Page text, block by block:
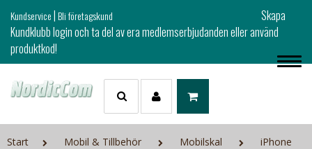
Kundservice|Bli företagskund
Skapa
Kundklubb login och ta del av era medlemserbjudanden eller använd
produktkod!
Start Mobil & Tillbehör Mobilskal
iPhone